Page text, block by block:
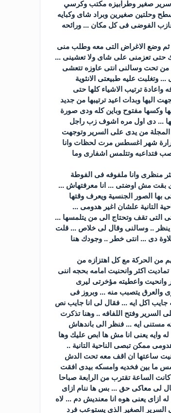
سرير صغير وطرابيزه مكتب وكرسي
وحلتين صغيرين وبراد شاى وكبايه
الفوضى فى كل مكان ... ورائحه
ثم وضع الاغراض التى معه وطلب منى
تعزمنى على شاى ولا تعشينى ...
من تحت وسالنى انتى عاوزه تتعشى
وتغلبت عليه طبيعتى الانثوية
ترتيب الاشياء كلها حتى
وتوجهت اليها وبدات اعيد ترتيبها من جديد
وكسها مفتوح وباين كله ودى صورة
بتاعه في كسها ... دى اول مره اشوف زب راجل
من يدى على السرير وتوجهت
شهر اغسطس مرت لحظات وانا
فتداعبه وتتلمس اشفارى وما
منظرى وانا ملفوفه فى الفوطة
بقت مش اوضتى ... انا معرفتهاش ...
التى بها الصور الجنسية ويعرف وقتها
التانية علشان اغير هدومى ...
التى تقف وتحتاج الى من يتلمسها ...
.. وسالنى وقال لى خلاص ... قلت
دى ... انتى خطر .. وجودك هنا
من الحركة مع كل اهتزازه من
اكثر وانحنيت امامه بحجه اننى
وانحيت واعطيته مؤخرتى ليرى
والعرق يتصبب منه ... وبروز فى
اكل ايه ... فقال لى انا جايب نص
وفتح اللفافه .. وهنا تذكرت
مستنى ايه ... فنظر الى باندهاش
وايه يعنى انا مش ها ابص عليك وها
ممكن تبصى الناحية التانية ..
ساعتها ان اقف معه تحت الدش
ما بين فخديه وامسكه بيدى افقت
الساعة تقترب من الرابعة صباحا
العصر ايه رأيك ...قال لى معاكى حق ... بس ها ننام ازاى
يعنى هوه انا معنديش دم ... لاه
الصغير الذى يستوعب فرد